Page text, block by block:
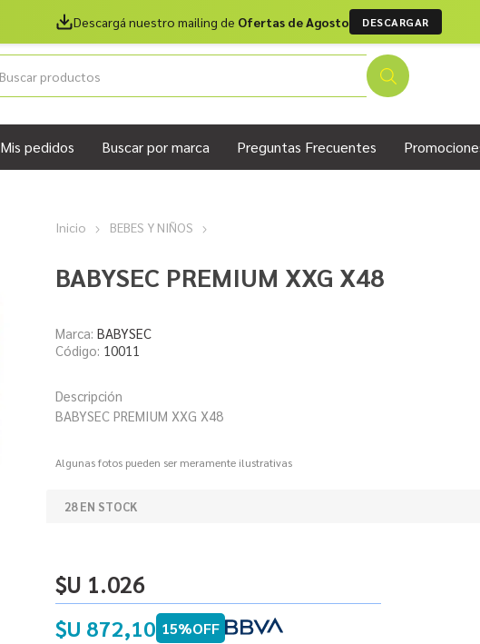
Descargá nuestro mailing de Ofertas de Agosto DESCARGAR
Mis pedidos Buscar por marca Preguntas Frecuentes
Inicio BEBES Y NIÑOS
BABYSEC PREMIUM XXG X48
Marca: BABYSEC
Código: 10011
Descripción
BABYSEC PREMIUM XXG X48
Algunas fotos pueden ser meramente ilustrativas
28 EN STOCK
$U 1.026
$U 872,10 15%OFF